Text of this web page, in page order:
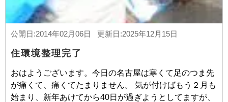
公開日:2014年02月06日 更新日:2025年12月15日
住環境整理完了
おはようございます。今日の名古屋は寒くて足のつま先
が痛くて、痛くてたまりません。 気が付けばもう２月も
始まり、新年あけてから40日が過ぎようとしてますが、